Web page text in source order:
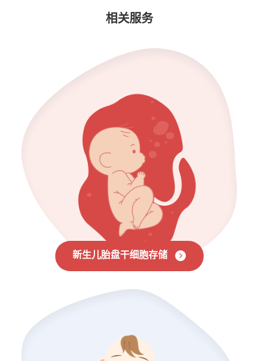
相关服务
新生儿胎盘干细胞存储